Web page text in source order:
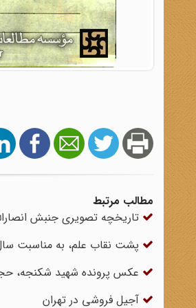
مطالب مرتبط
تاریخچه تصویری جنبش
پشت نقاب علم، به مناسبت
عکس پرونده شهید شکنجه،
آجیل فروشی در تهران